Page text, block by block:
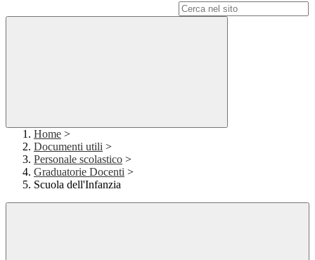
Home >
Documenti utili >
Personale scolastico >
Graduatorie Docenti >
Scuola dell'Infanzia